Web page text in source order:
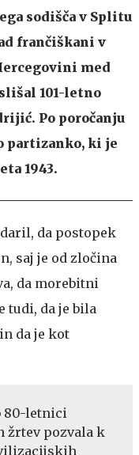
sodišča v Splitu
frančiškani v
med
101-letno
Po poročanju
partizanko, ki je
1943.
da postopek
saj je od zločina
da morebitni
tudi, da je bila
da je kot
80-letnici
pozvala k